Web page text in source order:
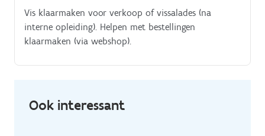
Vis klaarmaken voor verkoop of vissalades (na
interne opleiding). Helpen met bestellingen
klaarmaken (via webshop).
Ook interessant